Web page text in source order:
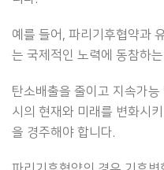
예를 들어, 파리기후협약과
는 국제적인 노력에 동참하
탄소배출을 줄이고 지속가
시의 현재와 미래를 변화시
을 경주해야 합니다.